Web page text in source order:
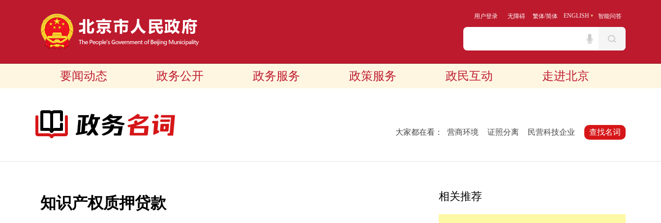
用户登录 无障碍 繁体/简体 ENGLISH 智能问答
要闻动态 政务公开 政务服务 政策服务 政民互动 走进北京
大家都在看： 营商环境 证照分离 民营科技企业 查找名词
知识产权质押贷款 相关推荐